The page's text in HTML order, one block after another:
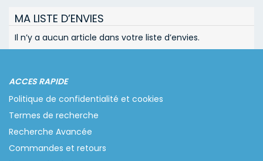
MA LISTE D’ENVIES
Il n’y a aucun article dans votre liste d’envies.
ACCES RAPIDE
Politique de confidentialité et cookies
Termes de recherche
Recherche Avancée
Commandes et retours